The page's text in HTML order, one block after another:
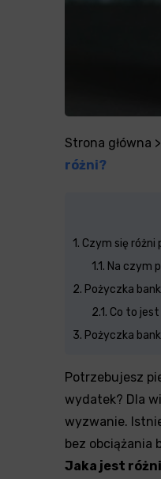
Strona główna >
różni?
1 Czym się różni
1.1 Na czym
2 Pożyczka
2.1 Co to
3 Pożyczka
Potrzebujesz
wydatek? Dla
wyzwanie.
bez obciążania
Jaka jest